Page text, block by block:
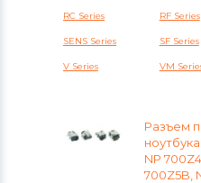
Аккумуляторы для
Lenovo
Gateway
Разъемы питания
RC Series RF Series
SENS Series SF Series
V Series VM
Разъем
NP
700Z5B,